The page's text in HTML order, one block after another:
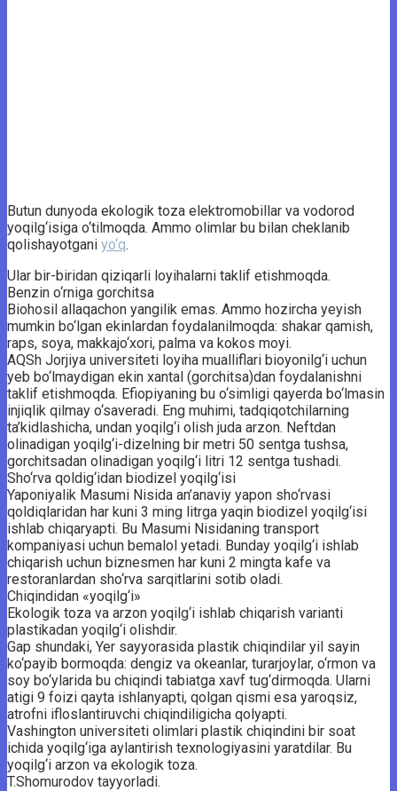
Butun dunyoda ekologik toza elektromobillar va vodorod
yoqilg‘isiga o‘tilmoqda. Ammo olimlar bu bilan cheklanib
qolishayotgani yo‘q.
Ular bir-biridan qiziqarli loyihalarni taklif etishmoqda.
Benzin o‘rniga gorchitsa
Biohosil allaqachon yangilik emas. Ammo hozircha yeyish
mumkin bo‘lgan ekinlardan foydalanilmoqda: shakar qamish,
raps, soya, makkajo‘xori, palma va kokos moyi.
AQSh Jorjiya universiteti loyiha mualliflari bioyonilg‘i uchun
yeb bo‘lmaydigan ekin xantal (gorchitsa)dan foydalanishni
taklif etishmoqda. Efiopiyaning bu o‘simligi qayerda bo‘lmasin
injiqlik qilmay o‘saveradi. Eng muhimi, tadqiqotchilarning
ta’kidlashicha, undan yoqilg‘i olish juda arzon. Neftdan
olinadigan yoqilg‘i-dizelning bir metri 50 sentga tushsa,
gorchitsadan olinadigan yoqilg‘i litri 12 sentga tushadi.
Sho‘rva qoldig‘idan biodizel yoqilg‘isi
Yaponiyalik Masumi Nisida an’anaviy yapon sho‘rvasi
qoldiqlaridan har kuni 3 ming litrga yaqin biodizel yoqilg‘isi
ishlab chiqaryapti. Bu Masumi Nisidaning transport
kompaniyasi uchun bemalol yetadi. Bunday yoqilg‘i ishlab
chiqarish uchun biznesmen har kuni 2 mingta kafe va
restoranlardan sho‘rva sarqitlarini sotib oladi.
Chiqindidan «yoqilg‘i»
Ekologik toza va arzon yoqilg‘i ishlab chiqarish varianti
plastikadan yoqilg‘i olishdir.
Gap shundaki, Yer sayyorasida plastik chiqindilar yil sayin
ko‘payib bormoqda: dengiz va okeanlar, turarjoylar, o‘rmon va
soy bo‘ylarida bu chiqindi tabiatga xavf tug‘dirmoqda. Ularni
atigi 9 foizi qayta ishlanyapti, qolgan qismi esa yaroqsiz,
atrofni ifloslantiruvchi chiqindiligicha qolyapti.
Vashington universiteti olimlari plastik chiqindini bir soat
ichida yoqilg‘iga aylantirish texnologiyasini yaratdilar. Bu
yoqilg‘i arzon va ekologik toza.
T.Shomurodov tayyorladi.